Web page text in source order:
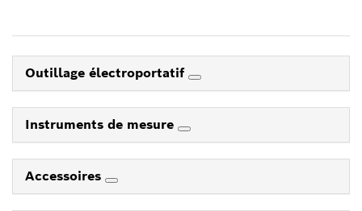
Outillage électroportatif
Instruments de mesure
Accessoires